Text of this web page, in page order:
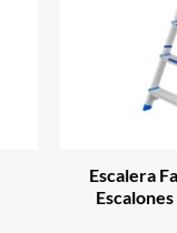
Escalera